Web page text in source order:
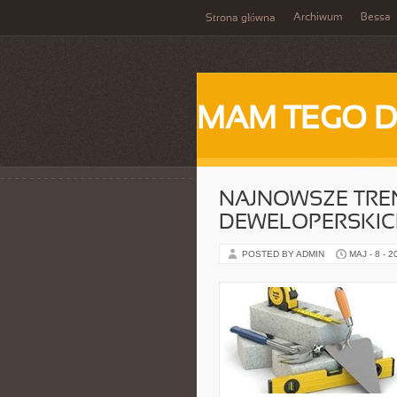
Strona główna Archiwum Bessa
MAM TEGO
NAJNOWSZE
POSTED BY ADMIN MAJ - 8 -